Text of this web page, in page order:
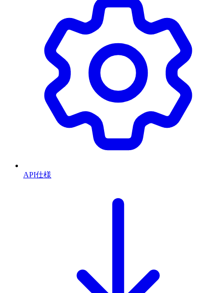
API仕様